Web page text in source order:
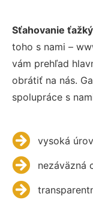
Sťahovanie
toho s nami –
vám prehľad
obrátiť na nás.
spolupráce s
vysoká
nezáväzná